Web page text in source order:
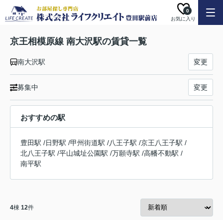
お気に入り
0
京王相模原線 南大沢駅の賃貸一覧
南大沢駅 変更
募集中 変更
おすすめの駅
豊田駅 /日野駅 /甲州街道駅 /八王子駅 /京王八王子駅 /
北八王子駅 /平山城址公園駅 /万願寺駅 /高幡不動駅 /
南平駅
4棟 12件